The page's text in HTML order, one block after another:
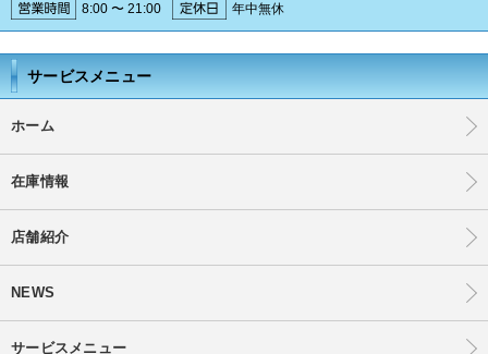
8:00 〜 21:00 年中無休
サービスメニュー
ホーム
在庫情報
店舗紹介
NEWS
サービスメニュー